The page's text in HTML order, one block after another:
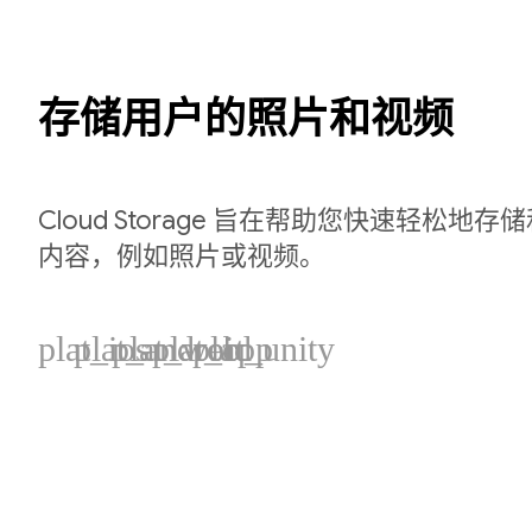
存储用户的照片和视频
Cloud Storage 旨在帮助您快速轻松地存
内容，例如照片或视频。
plat_ios
plat_android
plat_web
plat_cpp
plat_unity